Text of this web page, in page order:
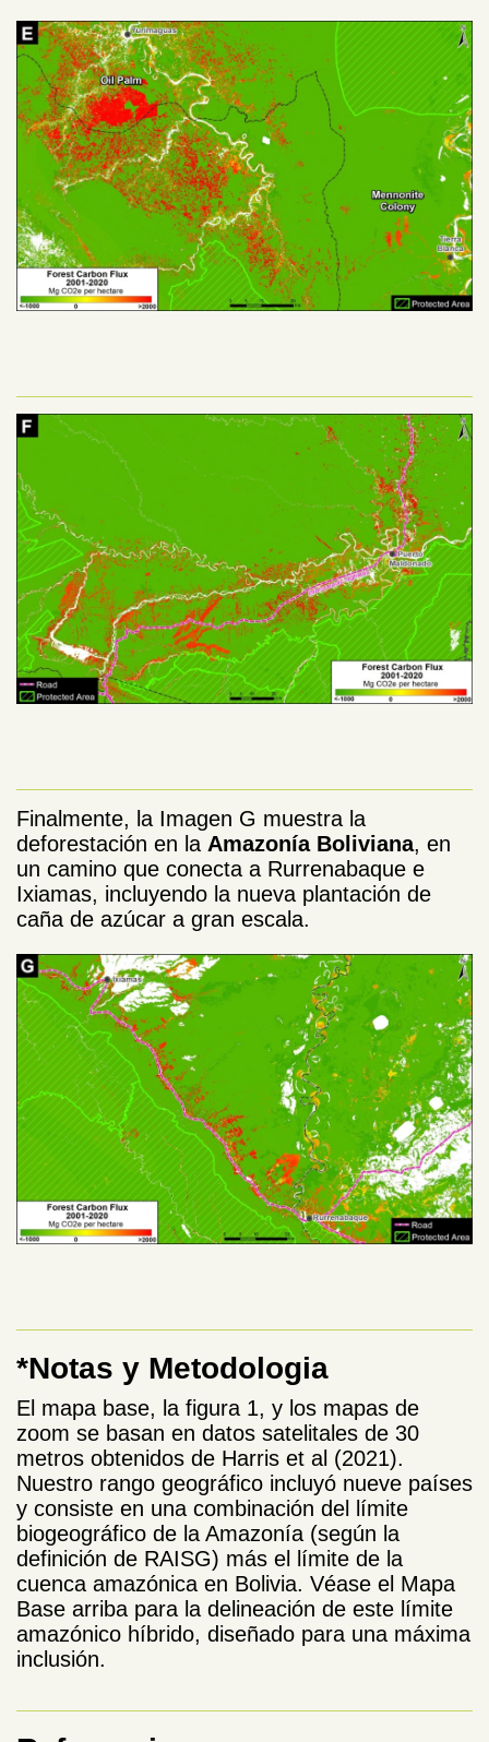
Finalmente, la Imagen G muestra la
deforestación en la Amazonía Boliviana, en
un camino que conecta a Rurrenabaque e
Ixiamas, incluyendo la nueva plantación de
caña de azúcar a gran escala.
*Notas y Metodologia
El mapa base, la figura 1, y los mapas de
zoom se basan en datos satelitales de 30
metros obtenidos de Harris et al (2021).
Nuestro rango geográfico incluyó nueve países
y consiste en una combinación del límite
biogeográfico de la Amazonía (según la
definición de RAISG) más el límite de la
cuenca amazónica en Bolivia. Véase el Mapa
Base arriba para la delineación de este límite
amazónico híbrido, diseñado para una máxima
inclusión.